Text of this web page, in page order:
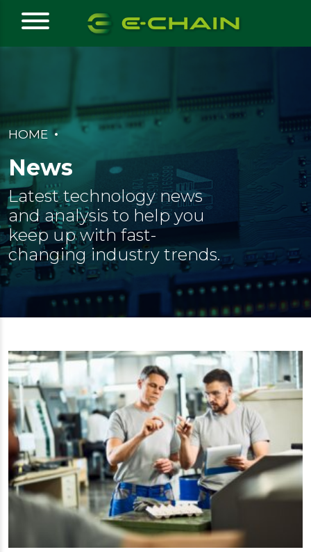
HOME
News
Latest technology news
and analysis to help you
keep up with fast-
changing industry trends.